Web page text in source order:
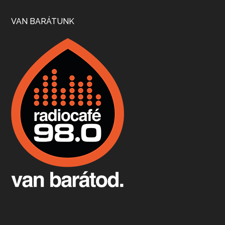
Boston, teadélután, bab és homár
Apr 9, 2026 • 00:37:17
Fermentáljunk, a testünk meghálálja!
Apr 3, 2026 • 00:36:07
VAN BARÁTUNK